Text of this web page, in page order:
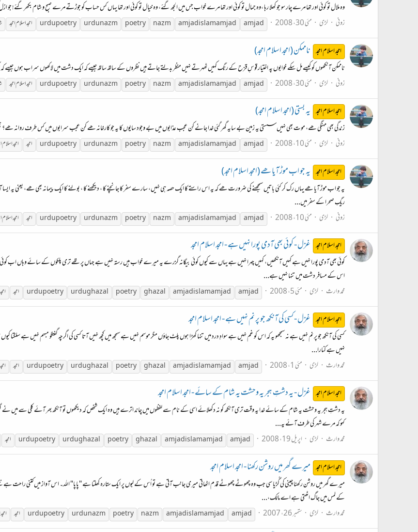
وہ ملال تو کوئی اور تھا مرے چار سو جو کھلا رہا ،وہ جمال تو کوئی اور تھا مرے خواب جس میں الجھ گئے، وہ خیال تو کوئی اور تھا یہاں کس حساب کو جوڑتے مرے صبح و شام بکھر گئے! جو ازل کی
زونی لڑی مئی 30، 2008 amjad
amjadislamamjad
nazm
poetry
urdu nazm
urdu poetry امجد اسلام امجد
امجد اسلام امجد ناممکن (امجد اسلام امجد)
ناممکن آنکھوں کو کیسے مل سکے خوابوں پہ اختیار قوسِ قزح کے رنگ کہیں ٹھہرتے نہیں منظر بدلتے جاتے ہیں نظروں کے ساتھ ساتھ جیسے کہ ایک دشت میں لاکھوں سراب ہوں جیسے
زونی لڑی مئی 30، 2008 amjad
amjadislamamjad
nazm
poetry
urdu nazm
urdu poetry امجد اسلام امجد
امجد اسلام امجد یہ بستی (امجد اسلام امجد)
زندگی بھی مہنگی ھے، موت بھی نہیں سستی یہ زمین بے سایہ گھر گئی خدا جانے کن عجب عذابوں میں بے وجود سایوں کا یہ جو کارخانہ ھے کن عجب سرابوں میں کس طرف روانہ ھے؟
زونی لڑی مئی 10، 2008 amjad
amjadislamamjad
nazm
poetry
urdu nazm
urdu poetry امجد امجد اسلام
امجد اسلام امجد یہ جو اب موڑ آیا ھے (امجد اسلام امجد)
یہ جو اب موڑ آیا ھے یہاں رک کر کئی باتیں سمجھنے کی ضرورت ھے کہ یہ اس راستے کا ایک حصہ ہی نہیں، سارے سفر کا جانچنے کا ، دیکھنے کا ، بولنے کا ایک پیمانہ بھی ھے، یعنی
ریگِ صحرا کے سفر میں...
زونی لڑی مئی 10، 2008 amjad
amjadislamamjad
nazm
poetry
urdu nazm
urdu poetry امجد امجد اسلام
امجد اسلام امجد غزل - کوئی بھی آدمی پورا نہیں ہے - امجد اسلام امجد
کوئی بھی آدمی پورا نہیں ہے کہیں آنکھیں، کہیں چہرا نہیں ہے یہاں سے کیوں کوئی بیگانہ گزرے یہ میرے خواب ہیں رستہ نہیں ہے جہاں پر تھے تری پلکوں کے سائے وہاں اب کوئی
اس کے مسافر دشت میں تنہا نہیں ہے...
محمد وارث
لڑی مئی 5، 2008 amjad
amjadislamamjad
ghazal
poetry
urdu ghazal
urdu poetry امجد
امجد اسلام امجد غزل - کسی کی آنکھ جو پر نم نہیں ہے - امجد اسلام امجد
کسی کی آنکھ جو پر نم نہیں ہے نہ سمجھو یہ کہ اس کو غم نہیں ہے سوادِ درد میں تنہا کھڑا ہوں پلٹ جاؤں مگر موسم نہیں ہے سمجھ میں کچھ نہیں آتا کسی کی اگرچہ گفتگو مبہم نہیں ہے
نہیں ہے کنارا...
محمد وارث
لڑی مئی 1، 2008 amjad
amjadislamamjad
ghazal
poetry
urdu ghazal
urdu poetry امجد
امجد اسلام امجد غزل - یہ دشتِ ہجر یہ وحشت یہ شام کے سائے - امجد اسلام امجد
یہ دشتِ ہجر یہ وحشت یہ شام کے سائے خدا یہ وقت تری آنکھ کو نہ دکھلائے اسی کے نام سے لفظوں میں چاند اترے ہیں وہ ایک شخص کہ دیکھوں تو آنکھ بھر آئے کلی سے میں نے گلِ
کہو کہ مرے شہر کی طرف آئے یہ...
محمد وارث
لڑی اپریل 19، 2008 amjad
amjadislamamjad
ghazal
poetry
urdu ghazal
urdu poetry امجد
امجد اسلام امجد میرے گھر میں روشن رکھنا - امجد اسلام امجد
میرے گھر میں روشن رکھنا چینی کی گُڑیا سی جب وہ چھوٹے چھوٹے قدم اٹھاتی میری جانب آتی ہے تو اُس کے لبوں پر ایک ستارہ کِھلتا ہے "پاپا" اللہ۔ اس آواز میں کتنی راحت ہے
کے لمس میں جاگ اٹھتی ہے اے مالک،...
محمد وارث
لڑی ستمبر 26، 2007 amjad
amjadislamamjad
nazm
poetry
urdu nazm
urdu poetry امجد